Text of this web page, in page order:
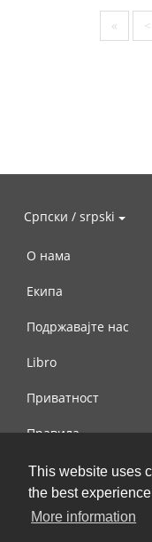
This website uses
the best
More information
« <
Српски / srpski
О нама
Екипа
Подржавајте нас
Libro
Приватност
Правила
Контактирајте нас